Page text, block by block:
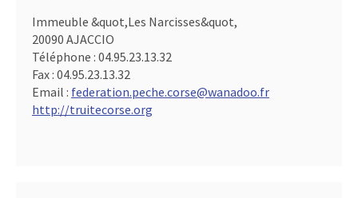
Immeuble &quot,Les Narcisses&quot,
20090 AJACCIO
Téléphone : 04.95.23.13.32
Fax : 04.95.23.13.32
Email : federation.peche.corse@wanadoo.fr
http://truitecorse.org